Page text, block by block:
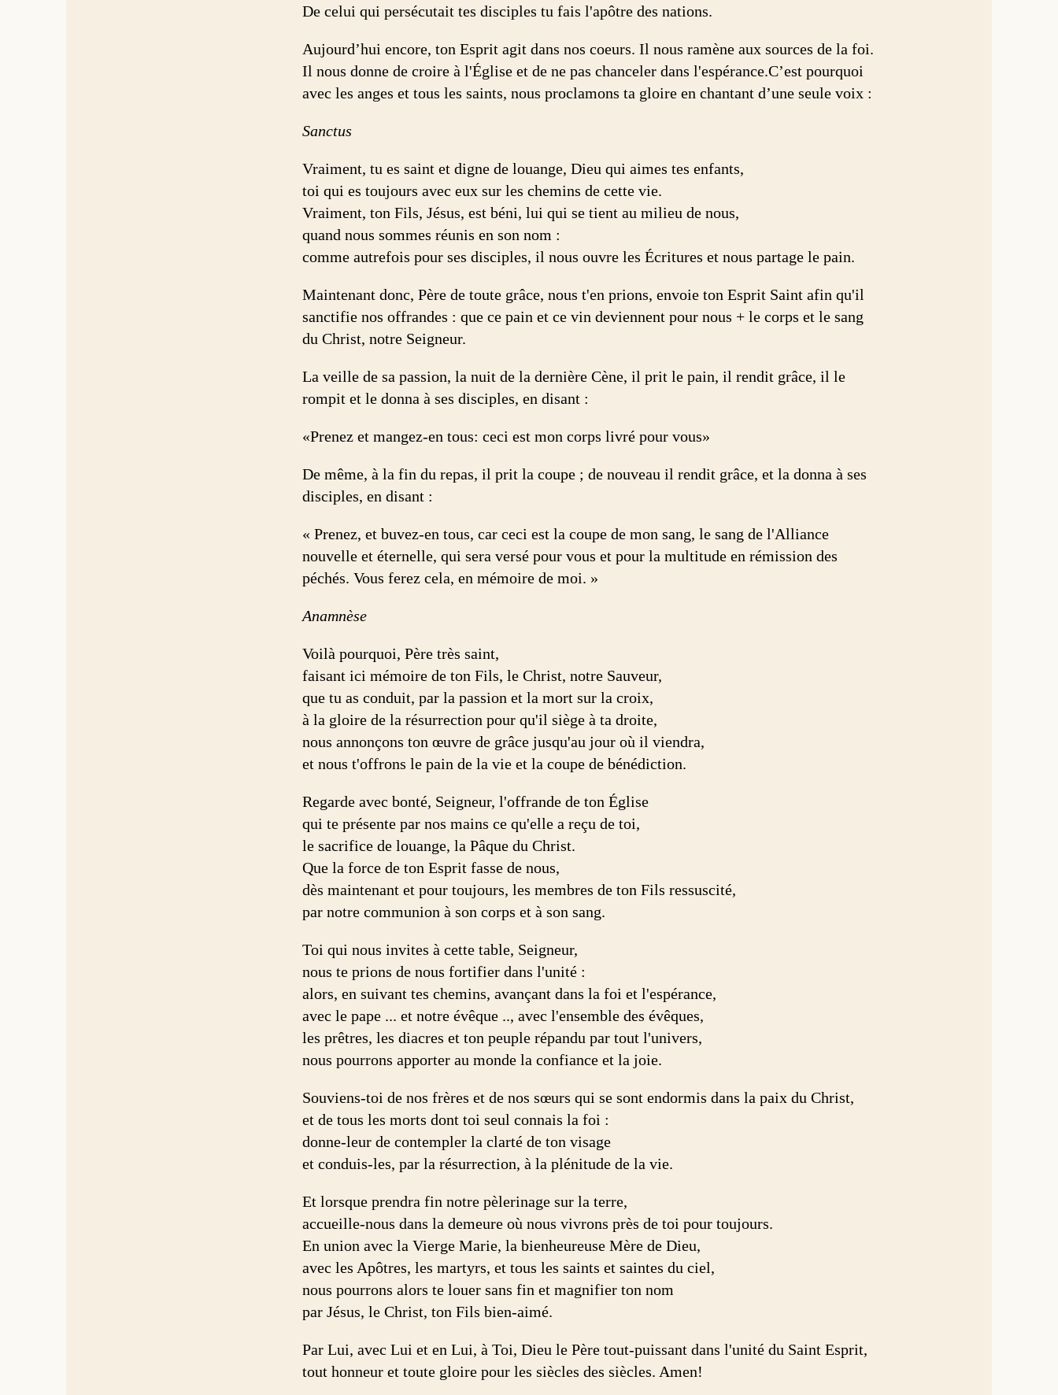
De celui qui persécutait tes disciples tu fais l'apôtre des nations.
Aujourd’hui encore, ton Esprit agit dans nos coeurs. Il nous ramène aux sources de la foi.
Il nous donne de croire à l'Église et de ne pas chanceler dans l'espérance.C’est pourquoi
avec les anges et tous les saints, nous proclamons ta gloire en chantant d’une seule voix :
Sanctus
Vraiment, tu es saint et digne de louange, Dieu qui aimes tes enfants,
toi qui es toujours avec eux sur les chemins de cette vie.
Vraiment, ton Fils, Jésus, est béni, lui qui se tient au milieu de nous,
quand nous sommes réunis en son nom :
comme autrefois pour ses disciples, il nous ouvre les Écritures et nous partage le pain.
Maintenant donc, Père de toute grâce, nous t'en prions, envoie ton Esprit Saint afin qu'il
sanctifie nos offrandes : que ce pain et ce vin deviennent pour nous + le corps et le sang
du Christ, notre Seigneur.
La veille de sa passion, la nuit de la dernière Cène, il prit le pain, il rendit grâce, il le
rompit et le donna à ses disciples, en disant :
«Prenez et mangez-en tous: ceci est mon corps livré pour vous»
De même, à la fin du repas, il prit la coupe ; de nouveau il rendit grâce, et la donna à ses
disciples, en disant :
« Prenez, et buvez-en tous, car ceci est la coupe de mon sang, le sang de l'Alliance
nouvelle et éternelle, qui sera versé pour vous et pour la multitude en rémission des
péchés. Vous ferez cela, en mémoire de moi. »
Anamnèse
Voilà pourquoi, Père très saint,
faisant ici mémoire de ton Fils, le Christ, notre Sauveur,
que tu as conduit, par la passion et la mort sur la croix,
à la gloire de la résurrection pour qu'il siège à ta droite,
nous annonçons ton œuvre de grâce jusqu'au jour où il viendra,
et nous t'offrons le pain de la vie et la coupe de bénédiction.
Regarde avec bonté, Seigneur, l'offrande de ton Église
qui te présente par nos mains ce qu'elle a reçu de toi,
le sacrifice de louange, la Pâque du Christ.
Que la force de ton Esprit fasse de nous,
dès maintenant et pour toujours, les membres de ton Fils ressuscité,
par notre communion à son corps et à son sang.
Toi qui nous invites à cette table, Seigneur,
nous te prions de nous fortifier dans l'unité :
alors, en suivant tes chemins, avançant dans la foi et l'espérance,
avec le pape ... et notre évêque .., avec l'ensemble des évêques,
les prêtres, les diacres et ton peuple répandu par tout l'univers,
nous pourrons apporter au monde la confiance et la joie.
Souviens-toi de nos frères et de nos sœurs qui se sont endormis dans la paix du Christ,
et de tous les morts dont toi seul connais la foi :
donne-leur de contempler la clarté de ton visage
et conduis-les, par la résurrection, à la plénitude de la vie.
Et lorsque prendra fin notre pèlerinage sur la terre,
accueille-nous dans la demeure où nous vivrons près de toi pour toujours.
En union avec la Vierge Marie, la bienheureuse Mère de Dieu,
avec les Apôtres, les martyrs, et tous les saints et saintes du ciel,
nous pourrons alors te louer sans fin et magnifier ton nom
par Jésus, le Christ, ton Fils bien-aimé.
Par Lui, avec Lui et en Lui, à Toi, Dieu le Père tout-puissant dans l'unité du Saint Esprit,
tout honneur et toute gloire pour les siècles des siècles. Amen!